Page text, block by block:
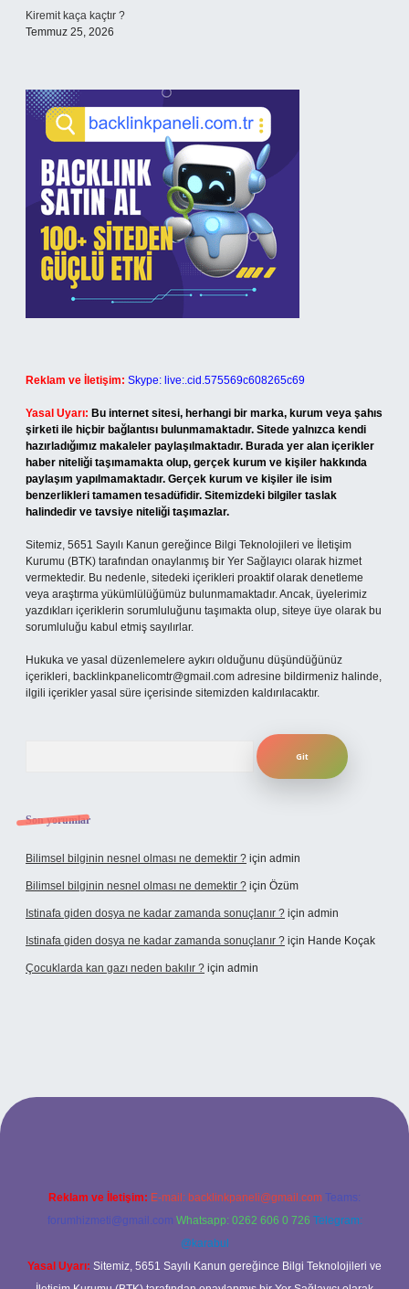
Kiremit kaça kaçtır ?
Temmuz 25, 2026
Reklam ve İletişim: Skype: live:.cid.575569c608265c69
Yasal Uyarı: Bu internet sitesi, herhangi bir marka, kurum veya şahıs
şirketi ile hiçbir bağlantısı bulunmamaktadır. Sitede yalnızca kendi
hazırladığımız makaleler paylaşılmaktadır. Burada yer alan içerikler
haber niteliği taşımamakta olup, gerçek kurum ve kişiler hakkında
paylaşım yapılmamaktadır. Gerçek kurum ve kişiler ile isim
benzerlikleri tamamen tesadüfidir. Sitemizdeki bilgiler taslak
halindedir ve tavsiye niteliği taşımazlar.
Sitemiz, 5651 Sayılı Kanun gereğince Bilgi Teknolojileri ve İletişim
Kurumu (BTK) tarafından onaylanmış bir Yer Sağlayıcı olarak hizmet
vermektedir. Bu nedenle, sitedeki içerikleri proaktif olarak denetleme
veya araştırma yükümlülüğümüz bulunmamaktadır. Ancak, üyelerimiz
yazdıkları içeriklerin sorumluluğunu taşımakta olup, siteye üye olarak bu
sorumluluğu kabul etmiş sayılırlar.
Hukuka ve yasal düzenlemelere aykırı olduğunu düşündüğünüz
içerikleri, backlinkpanelicomtr@gmail.com adresine bildirmeniz halinde,
ilgili içerikler yasal süre içerisinde sitemizden kaldırılacaktır.
Son yorumlar
Bilimsel bilginin nesnel olması ne demektir ? için admin
Bilimsel bilginin nesnel olması ne demektir ? için Özüm
Istinafa giden dosya ne kadar zamanda sonuçlanır ? için admin
Istinafa giden dosya ne kadar zamanda sonuçlanır ? için Hande Koçak
Çocuklarda kan gazı neden bakılır ? için admin
Reklam ve İletişim: E-mail: backlinkpaneli@gmail.com Teams:
forumhizmeti@gmail.com Whatsapp: 0262 606 0 726 Telegram:
@karabul
Yasal Uyarı: Sitemiz, 5651 Sayılı Kanun gereğince Bilgi Teknolojileri ve